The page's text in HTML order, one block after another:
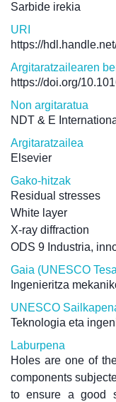
Sarbide irekia
URI
https://
Argitaratzailearen
https://doi.org/
Non argitaratua
NDT & E
Argitaratzailea
Elsevier
Gako-hitzak
Residual stresses
White layer
X-ray diffraction
ODS 9 Industria,
Gaia (UNESCO
Ingenieritza
UNESCO
Teknologia eta
Laburpena
Holes are one of
components
to ensure a good